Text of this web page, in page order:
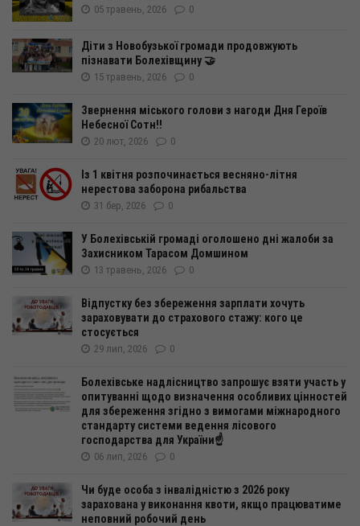
05 травень, 2026 0
Діти з Новобузької громади продовжують
пізнавати Болехівщину 🤝
15 травень, 2026 0
Звернення міського голови з нагоди Дня Героїв
Небесної Сотн!!
20 лют, 2026 0
Із 1 квітня розпочинається весняно-літня
нерестова заборона рибальства
31 бер, 2026 0
У Болехівській громаді оголошено дні жалоби за
Захисником Тарасом Домшином
13 травень, 2026 0
Відпустку без збереження зарплати хочуть
зараховувати до страхового стажу: кого це
стосується
29 лип, 2026 0
Болехівське надлісництво запрошує взяти участь у
опитуванні щодо визначення особливих цінностей
для збереження згідно з вимогами міжнародного
стандарту системи ведення лісового
господарства для України☝️
06 лип, 2026 0
Чи буде особа з інвалідністю з 2026 року
зарахована у виконання квоти, якщо працюватиме
неповний робочий день